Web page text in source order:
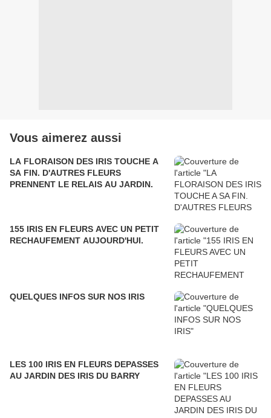
Vous aimerez aussi
LA FLORAISON DES IRIS TOUCHE A
SA FIN. D'AUTRES FLEURS
PRENNENT LE RELAIS AU JARDIN.
155 IRIS EN FLEURS AVEC UN PETIT
RECHAUFEMENT AUJOURD'HUI.
QUELQUES INFOS SUR NOS IRIS
LES 100 IRIS EN FLEURS DEPASSES
AU JARDIN DES IRIS DU BARRY